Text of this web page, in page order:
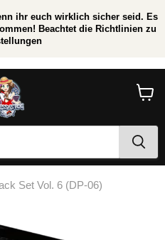
ihr euch wirklich sicher seid. Es
Beachtet die Richtlinien zu
Set Vol. 6 (DP-06)